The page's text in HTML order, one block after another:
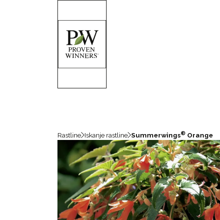
Rastline Iskanje rastline Summerwings® Orange